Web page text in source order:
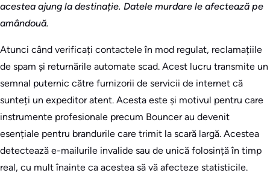
acestea ajung la destinație. Datele murdare le afectează pe
amândouă.
Atunci când verificați contactele în mod regulat, reclamațiile
de spam și returnările automate scad. Acest lucru transmite un
semnal puternic către furnizorii de servicii de internet că
sunteți un expeditor atent. Acesta este și motivul pentru care
instrumente profesionale precum Bouncer au devenit
esențiale pentru brandurile care trimit la scară largă. Acestea
detectează e-mailurile invalide sau de unică folosință în timp
real, cu mult înainte ca acestea să vă afecteze statisticile.